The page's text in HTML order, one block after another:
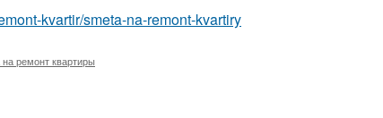
kvartir/smeta-na-remont-kvartiry
ремонт квартиры